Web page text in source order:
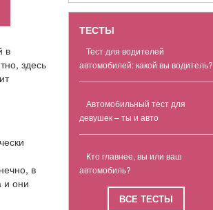
в
здесь
в
и они
ТЕСТЫ
Тест для водителей
автомобилей: какой вы водитель?
Автомобильный тест для
девушек – ты и авто
Кто главнее, вы или ваш
автомобиль?
ВСЕ ТЕСТЫ